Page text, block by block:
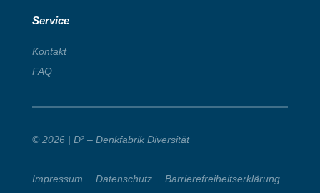
Service
Kontakt
FAQ
© 2026 | D² – Denkfabrik Diversität
Impressum Datenschutz| Barrierefreiheitserklärung